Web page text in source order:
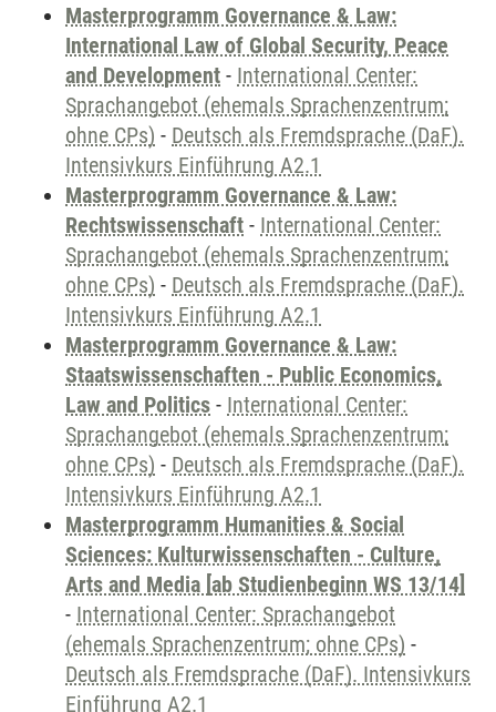
Masterprogramm Governance & Law:
International Law of Global Security, Peace
and Development - International Center:
Sprachangebot (ehemals Sprachenzentrum;
ohne CPs) - Deutsch als Fremdsprache (DaF).
Intensivkurs Einführung A2.1
Masterprogramm Governance & Law:
Rechtswissenschaft - International Center:
Sprachangebot (ehemals Sprachenzentrum;
ohne CPs) - Deutsch als Fremdsprache (DaF).
Intensivkurs Einführung A2.1
Masterprogramm Governance & Law:
Staatswissenschaften - Public Economics,
Law and Politics - International Center:
Sprachangebot (ehemals Sprachenzentrum;
ohne CPs) - Deutsch als Fremdsprache (DaF).
Intensivkurs Einführung A2.1
Masterprogramm Humanities & Social
Sciences: Kulturwissenschaften - Culture,
Arts and Media [ab Studienbeginn WS 13/14]
- International Center: Sprachangebot
(ehemals Sprachenzentrum; ohne CPs) -
Deutsch als Fremdsprache (DaF). Intensivkurs
Einführung A2.1